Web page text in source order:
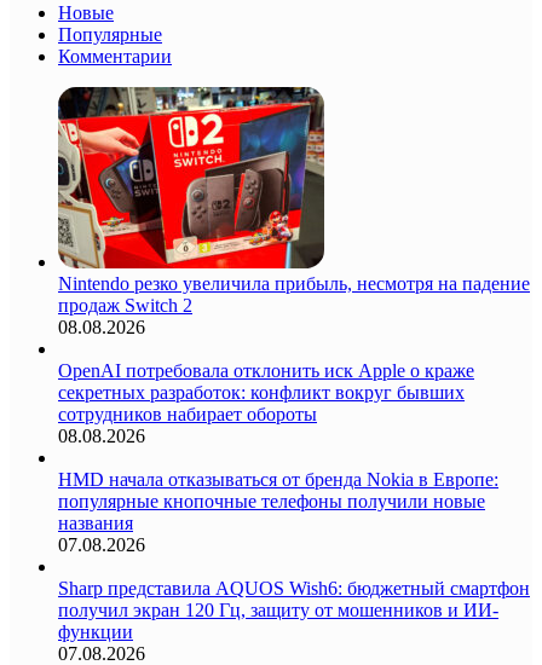
Новые
Популярные
Комментарии
Nintendo резко увеличила прибыль, несмотря на падение
продаж Switch 2
08.08.2026
OpenAI потребовала отклонить иск Apple о краже
секретных разработок: конфликт вокруг бывших
сотрудников набирает обороты
08.08.2026
HMD начала отказываться от бренда Nokia в Европе:
популярные кнопочные телефоны получили новые
названия
07.08.2026
Sharp представила AQUOS Wish6: бюджетный смартфон
получил экран 120 Гц, защиту от мошенников и ИИ-
функции
07.08.2026